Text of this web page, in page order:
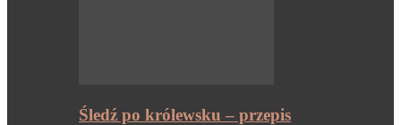
Śledź po królewsku – przepis